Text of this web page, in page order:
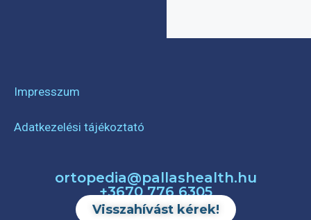
Impresszum
Adatkezelési tájékoztató
ortopedia@pallashealth.hu
+3670 776 6305
Visszahívást kérek!